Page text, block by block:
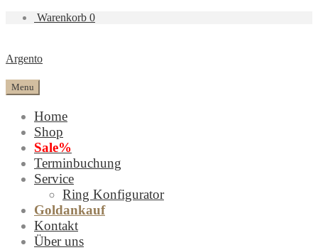
Warenkorb 0
Argento
Menu
Home
Shop
Sale%
Terminbuchung
Service
Ring Konfigurator
Goldankauf
Kontakt
Über uns